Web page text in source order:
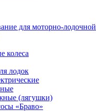
для моторно-лодочной
колеса
лодок
(лягушки)
«Браво»